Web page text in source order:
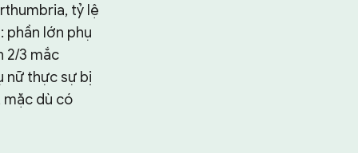
tỷ lệ
phần lớn phụ
2/3 mắc
nữ thực sự bị
mặc dù có